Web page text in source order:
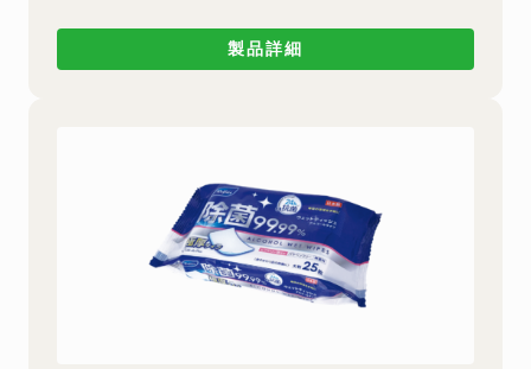
製品詳細